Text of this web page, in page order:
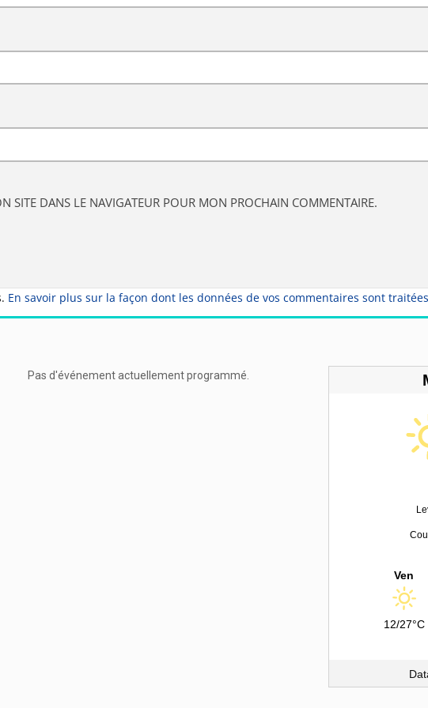
SITE DANS LE NAVIGATEUR POUR MON PROCHAIN COMMENTAIRE.
En savoir plus sur la façon dont les données de vos commentaires sont traitées
Pas d'événement actuellement programmé.
Ven
12/27°C